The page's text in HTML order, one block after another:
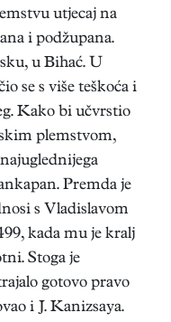
utjecaj na
i podžupana.
u Bihać. U
se s više teškoća i
Kako bi učvrstio
plemstvom,
Premda je
s Vladislavom
kada mu je kralj
Stoga je
gotovo pravo
i J. Kanizsaya.